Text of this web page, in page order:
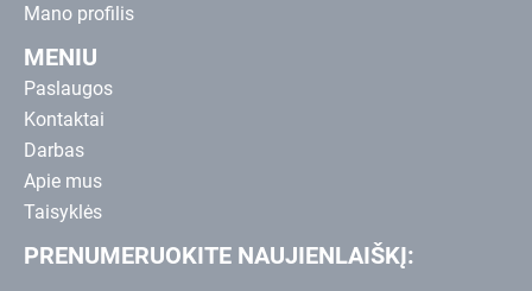
Mano profilis
MENIU
Paslaugos
Kontaktai
Darbas
Apie mus
Taisyklės
PRENUMERUOKITE NAUJIENLAIŠKĮ: